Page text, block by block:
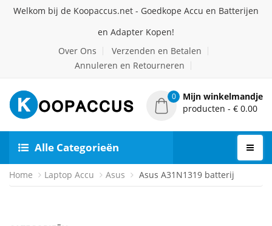
Welkom bij de Koopaccus.net - Goedkope Accu en Batterijen
en Adapter Kopen!
Over Ons
Verzenden en Betalen
Annuleren en Retourneren
0
Mijn winkelmandje
producten - € 0.00
Alle Categorieën
Home Laptop Accu Asus Asus A31N1319 batterij